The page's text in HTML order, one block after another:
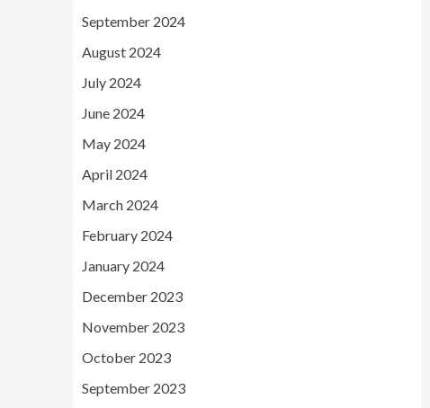
September 2024
August 2024
July 2024
June 2024
May 2024
April 2024
March 2024
February 2024
January 2024
December 2023
November 2023
October 2023
September 2023